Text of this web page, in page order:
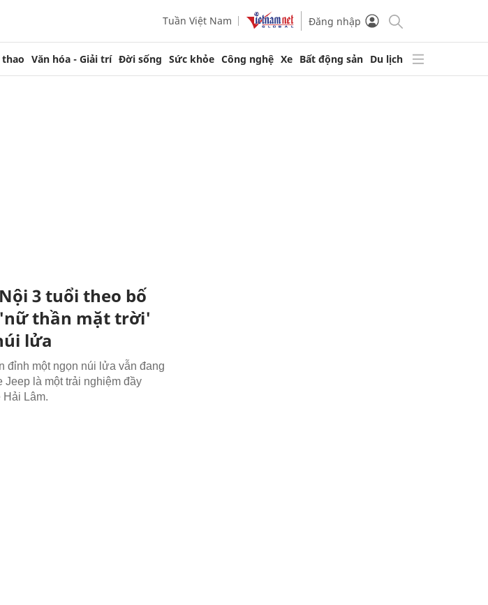
Tuần Việt Nam Đăng nhập
thao Văn hóa - Giải trí Đời sống Sức khỏe Công nghệ Xe Bất động sản Du lịch
3 tuổi theo bố
thần mặt trời'
lửa
đỉnh một ngọn núi lửa vẫn đang
Jeep là một trải nghiệm đầy
Hải Lâm.